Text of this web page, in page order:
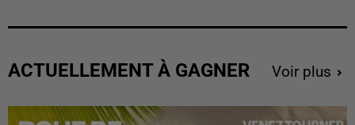
ACTUELLEMENT À GAGNER Voir plus